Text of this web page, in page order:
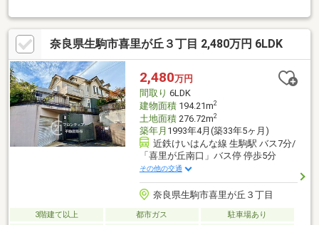
ます■22帖超のLDKと広々バルコニーを備えた3LDK
奈良県生駒市喜里が丘３丁目 2,480万円 6LDK
2,480万円
間取り 6LDK
建物面積194.21m2
土地面積276.72m2
築年月 1993年4月(築33年5ヶ月)
近鉄けいはんな線 生駒駅 バス7分/
「喜里が丘南口」バス停 停歩5分
その他の交通
奈良県生駒市喜里が丘３丁目
3階建て以上 都市ガス
駐車場あり